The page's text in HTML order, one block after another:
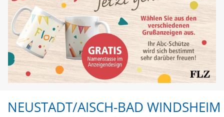
NEUSTADT/AISCH-BAD WINDSHEIM